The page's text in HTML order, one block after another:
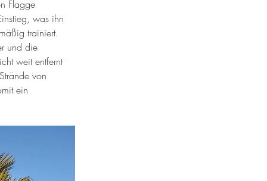
Flagge
was ihn
trainiert.
und die
weit entfernt
von
ein